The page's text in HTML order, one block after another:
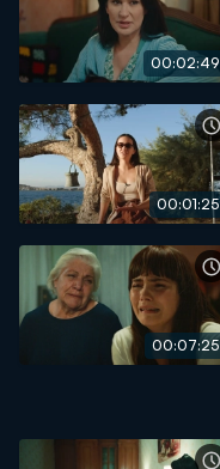
00:02:49
00:01:25
00:07:25